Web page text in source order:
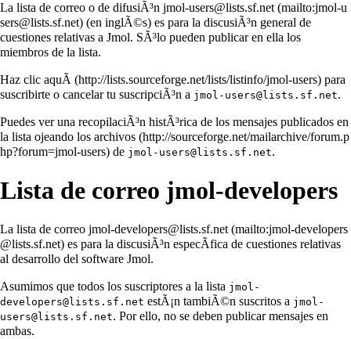
La lista de correo o de difusiÃ³n jmol-users@lists.sf.net
(en inglÃ©s) es para la discusiÃ³n general de
cuestiones relativas a Jmol. SÃ³lo pueden publicar en ella los
miembros de la lista.
Haz clic aquÃ­
para
suscribirte o cancelar tu suscripciÃ³n a jmol-users@lists.sf.net.
Puedes ver una recopilaciÃ³n histÃ³rica de los mensajes publicados en
la lista ojeando los archivos
de jmol-users@lists.sf.net.
Lista de correo jmol-developers
La lista de correo jmol-developers@lists.sf.net
es para la discusiÃ³n especÃ­fica de cuestiones relativas
al desarrollo del software Jmol.
Asumimos que todos los suscriptores a la lista jmol-
developers@lists.sf.net estÃ¡n tambiÃ©n suscritos a jmol-
users@lists.sf.net. Por ello, no se deben publicar mensajes en
ambas.